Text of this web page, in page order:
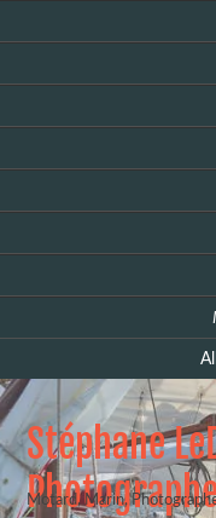
Stéphane
Motard, Marin,